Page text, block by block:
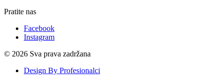
Pratite nas
Facebook
Instagram
© 2026 Sva prava zadržana
Design By Profesionalci